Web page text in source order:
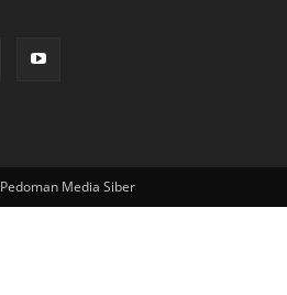
Pedoman Media Siber